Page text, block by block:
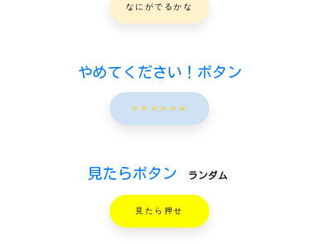
なにがでるかな
やめてください！ボタン
ｗｗｗｗｗｗ
見たらボタン ランダム
見たら押せ